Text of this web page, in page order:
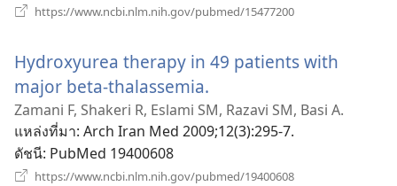
https://www.ncbi.nlm.nih.gov/pubmed/15477200
Hydroxyurea therapy in 49 patients with
major beta-thalassemia.
หน้าต่าง
ใหม่)
Zamani F, Shakeri R, Eslami SM, Razavi SM, Basi A.
แหล่งที่มา‎: Arch Iran Med 2009;12(3):295-7.
ดัชนี‎: PubMed 19400608
https://www.ncbi.nlm.nih.gov/pubmed/19400608